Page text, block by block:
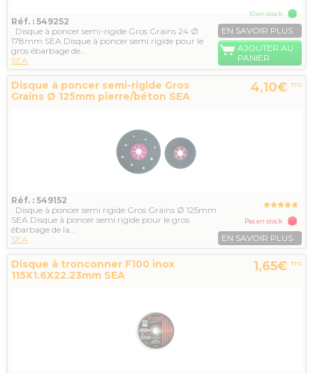
Réf. : 549252
Disque à poncer semi-rigide Gros Grains 24 Ø
178mm SEA Disque à poncer semi rigide pour le
gros ébarbage de...
SEA
10 en stock
EN SAVOIR PLUS
AJOUTER AU
PANIER
Disque à poncer semi-rigide Gros
Grains Ø 125mm pierre/béton SEA
4,10€ TTC
Réf. : 549152
Disque à poncer semi rigide Gros Grains Ø 125mm
SEA Disque à poncer semi rigide pour le gros
ébarbage de la...
SEA
Pas en stock
EN SAVOIR PLUS
Disque à tronconner F100 inox
115X1.6X22.23mm SEA
1,65€ TTC